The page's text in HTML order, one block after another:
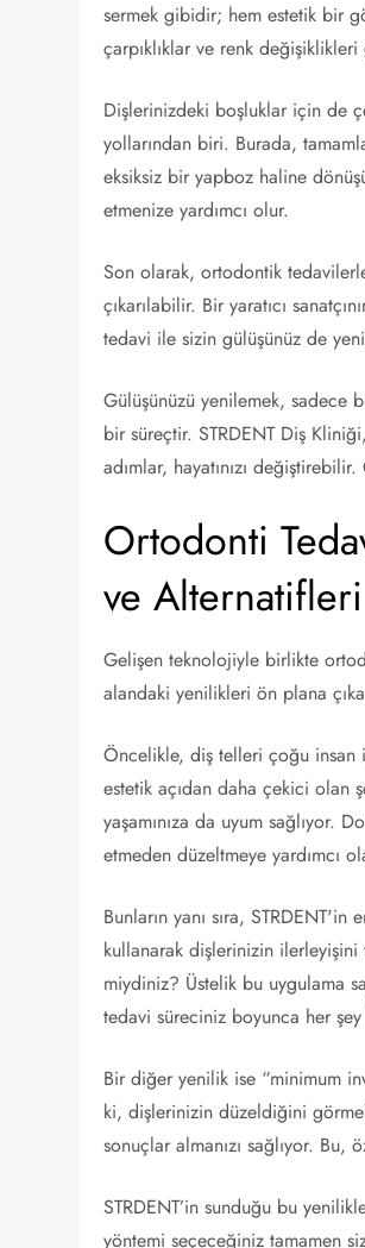
sermek gibidir; hem estetik bir
çarpıklıklar ve renk
Dişlerinizdeki boşluklar için de
yollarından biri. Burada,
eksiksiz bir yapboz haline
etmenize yardımcı olur.
Son olarak, ortodontik
çıkarılabilir. Bir yaratıcı
tedavi ile sizin gülüşünüz de
Gülüşünüzü yenilemek, sadece
bir süreçtir. STRDENT Diş
adımlar, hayatınızı
Ortodonti
ve Alternatifleri
Gelişen teknolojiyle birlikte
alandaki yenilikleri ön plana
Öncelikle, diş telleri çoğu insan
estetik açıdan daha çekici olan
yaşamınıza da uyum sağlıyor.
etmeden düzeltmeye yardımcı
Bunların yanı sıra,
kullanarak dişlerinizin ilerleyişini
miydiniz? Üstelik bu uygulama
tedavi süreciniz boyunca her
Bir diğer yenilik ise “minimum
ki, dişlerinizin düzeldiğini
sonuçlar almanızı sağlıyor.
STRDENT’in sunduğu bu
yöntemi seçeceğiniz tamamen